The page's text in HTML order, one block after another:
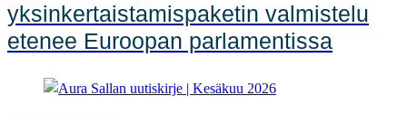
yksinkertaistamispaketin valmistelu
etenee Euroopan parlamentissa